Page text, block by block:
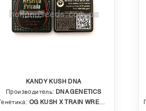
KANDY KUSH DNA
Производитель: DNA GENETICS
Генетика: OG KUSH X TRAIN WRECK (T4)